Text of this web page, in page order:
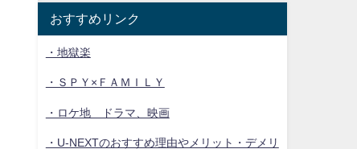
おすすめリンク
・地獄楽
・ＳＰＹ×ＦＡＭＩＬＹ
・ロケ地 ドラマ、映画
・U-NEXTのおすすめ理由やメリット・デメリ